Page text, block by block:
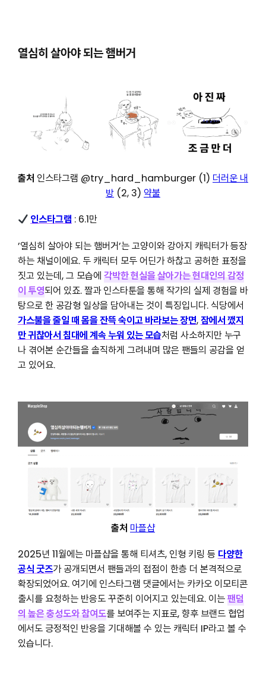
열심히 살아야 되는 햄버거
출처 인스타그램 @try_hard_hamburger (1) 더러운 내
방 (2, 3) 약불
인스타그램 : 6.1만
’열심히 살아야 되는 햄버거’는 고양이와 강아지 캐릭터가 등장
하는 채널이에요. 두 캐릭터 모두 어딘가 하찮고 공허한 표정을
짓고 있는데, 그 모습에 각박한 현실을 살아가는 현대인의 감정
이 투영되어 있죠. 짤과 인스타툰을 통해 작가의 실제 경험을 바
탕으로 한 공감형 일상을 담아내는 것이 특징입니다. 식당에서
가스불을 줄일 때 몸을 잔뜩 숙이고 바라보는 장면,잠에서 깼지
만 귀찮아서 침대에 계속 누워 있는 모습처럼 사소하지만 누구
나 겪어본 순간들을 솔직하게 그려내며 많은 팬들의 공감을 얻
고 있어요.
출처 마플샵
2025년 11월에는 마플샵을 통해 티셔츠, 인형 키링 등 다양한
공식 굿즈가 공개되면서 팬들과의 접점이 한층 더 본격적으로
확장되었어요. 여기에 인스타그램 댓글에서는 카카오 이모티콘
출시를 요청하는 반응도 꾸준히 이어지고 있는데요. 이는팬덤
의 높은 충성도와 참여도를 보여주는 지표로, 향후 브랜드 협업
에서도 긍정적인 반응을 기대해볼 수 있는 캐릭터 IP라고 볼 수
있습니다.